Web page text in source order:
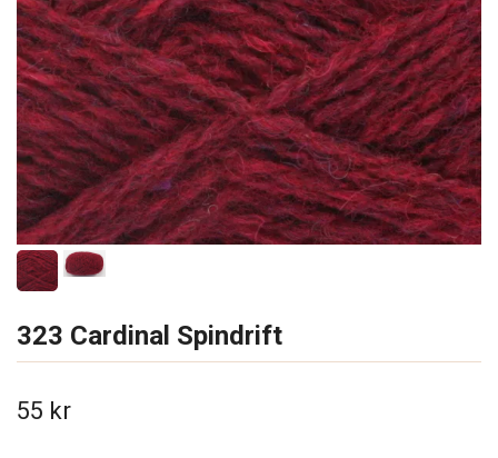
323 Cardinal Spindrift
55 kr